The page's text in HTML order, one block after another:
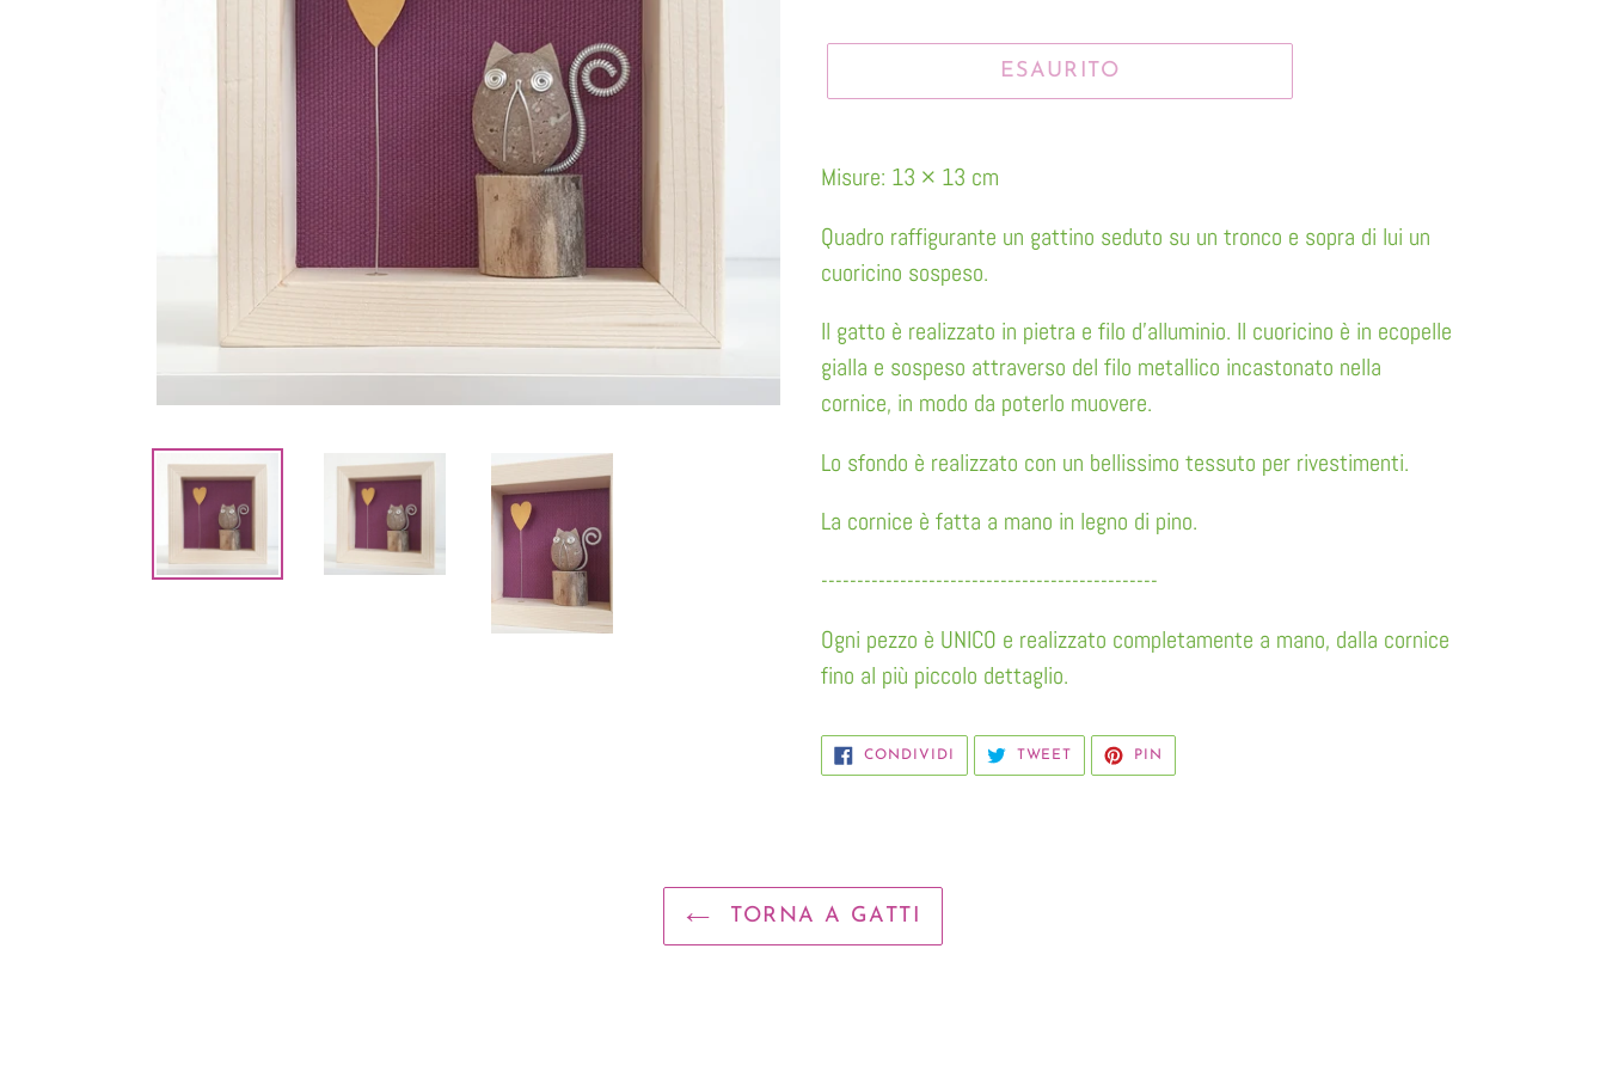
ESAURITO
del
nel
carrello
Misure: 13 × 13 cm
Quadro raffigurante un gattino seduto su un tronco e sopra di lui un
cuoricino sospeso.
Il gatto è realizzato in pietra e filo d'alluminio. Il cuoricino è in ecopelle
gialla e sospeso attraverso del filo metallico incastonato nella
cornice, in modo da poterlo muovere.
Lo sfondo è realizzato con un bellissimo tessuto per rivestimenti.
La cornice è fatta a mano in legno di pino.
-----------------------------------------------
Ogni pezzo è UNICO e realizzato completamente a mano, dalla cornice
fino al più piccolo dettaglio.
CONDIVIDI
CONDIVIDI
FACEBOOK
TWEET TWITTA
TWITTER
PIN
PINTEREST
TORNA A GATTI